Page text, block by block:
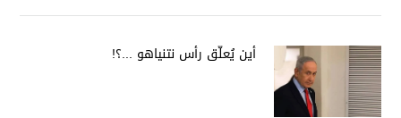
أين يُعلّق رأس نتنياهو ...؟!